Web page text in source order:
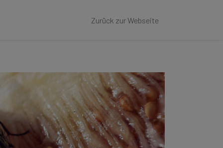
Zurück zur Webseite